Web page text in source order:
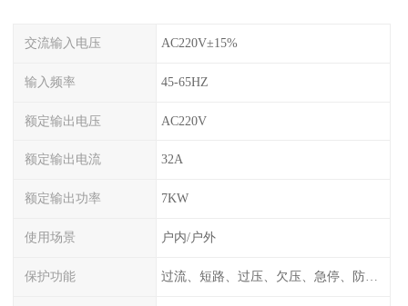
交流输入电压 AC220V±15%
输入频率 45-65HZ
额定输出电压 AC220V
额定输出电流 32A
额定输出功率 7KW
使用场景 户内/户外
保护功能 过流、短路、过压、欠压、急停、防雷、漏电保护